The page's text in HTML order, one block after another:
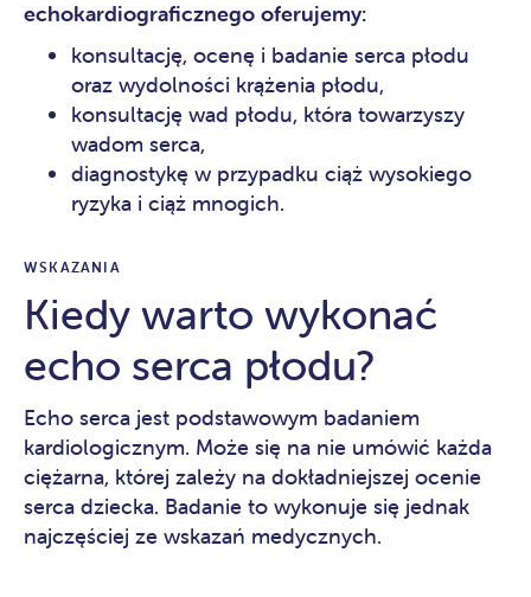
echokardiograficznego oferujemy:
konsultację, ocenę i badanie serca płodu
oraz wydolności krążenia płodu,
konsultację wad płodu, która towarzyszy
wadom serca,
diagnostykę w przypadku ciąż wysokiego
ryzyka i ciąż mnogich.
WSKAZANIA
Kiedy warto wykonać
echo serca płodu?
Echo serca jest podstawowym badaniem
kardiologicznym. Może się na nie umówić każda
ciężarna, której zależy na dokładniejszej ocenie
serca dziecka. Badanie to wykonuje się jednak
najczęściej ze wskazań medycznych.